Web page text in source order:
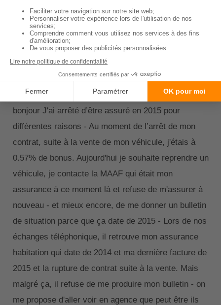
envoyer une mise en demeure à
l’assureur adverse pour exiger la prise en
charge de la location pendant toute la
Beya Aissaoui 29/06/2024 12:32:27
bonjour J'ai arrêté d’être assuré en 2015 pour
différentes raisons - Au moment de l’arrêt de mon
contrat, suite à la vente de mon véhicule, j'étais à
0.57% de bonus. Aujourd'hui je souhaite reprendre un
véhicule, je contacte la MAAF qui était mon
assurance à ce moment là et refuse de m'assurer à
nouveau - et mieux encore, de me donner un bulletin
de situation parce que ça date de 2015 - Lors de nos
échanges téléphonique, il retrouve mon assurance
habitation qui date de 2014 et ma dernière facture de
2015 et la rupture de contrat suite à la vente. Mais
malgré ça, il refuse de me produire mon bulletin - on
me propose d'aller voir en agence que peut être ils